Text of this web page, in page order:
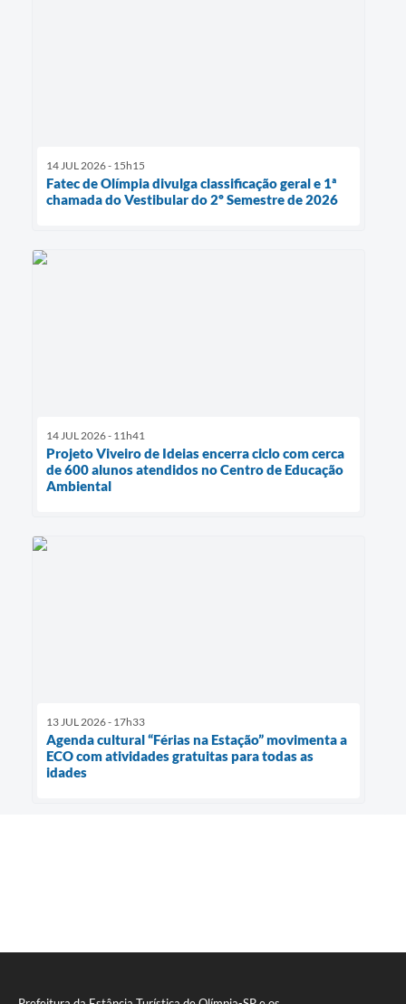
14 JUL 2026 - 15h15
Fatec de Olímpia divulga classificação geral e 1ª
chamada do Vestibular do 2º Semestre de 2026
14 JUL 2026 - 11h41
Projeto Viveiro de Ideias encerra ciclo com cerca
de 600 alunos atendidos no Centro de Educação
Ambiental
13 JUL 2026 - 17h33
Agenda cultural “Férias na Estação” movimenta a
ECO com atividades gratuitas para todas as
idades